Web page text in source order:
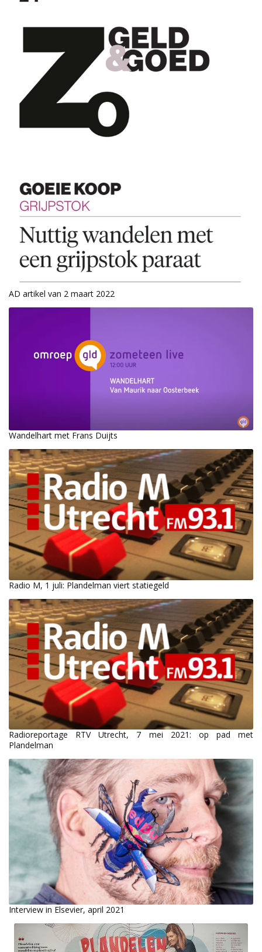
AD artikel van 2 maart 2022
Wandelhart met Frans Duijts
Radio M, 1 juli: Plandelman viert statiegeld
Radioreportage RTV Utrecht, 7 mei 2021: op pad met
Plandelman
Interview in Elsevier, april 2021